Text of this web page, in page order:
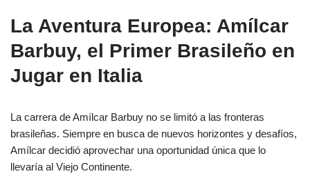
La Aventura Europea: Amílcar
Barbuy, el Primer Brasileño en
Jugar en Italia
La carrera de Amílcar Barbuy no se limitó a las fronteras
brasileñas. Siempre en busca de nuevos horizontes y desafíos,
Amílcar decidió aprovechar una oportunidad única que lo
llevaría al Viejo Continente.